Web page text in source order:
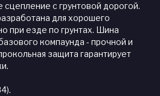
с грунтовой дорогой.
для хорошего
при езде по грунтах. Шина
компаунда - прочной и
защита гарантирует